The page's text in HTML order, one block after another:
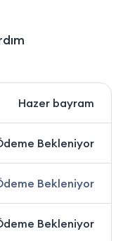
Hazer bayram
Bekleniyor
Bekleniyor
Bekleniyor